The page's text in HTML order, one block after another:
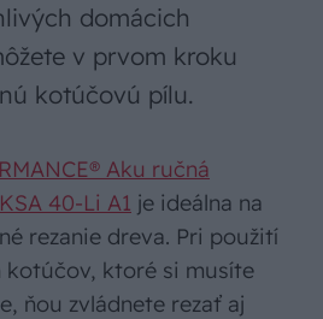
domácich
v prvom kroku
kotúčovú pílu.
Aku ručná
40-Li A1 je ideálna na
rezanie dreva. Pri použití
kotúčov, ktoré si musíte
ňou zvládnete rezať aj